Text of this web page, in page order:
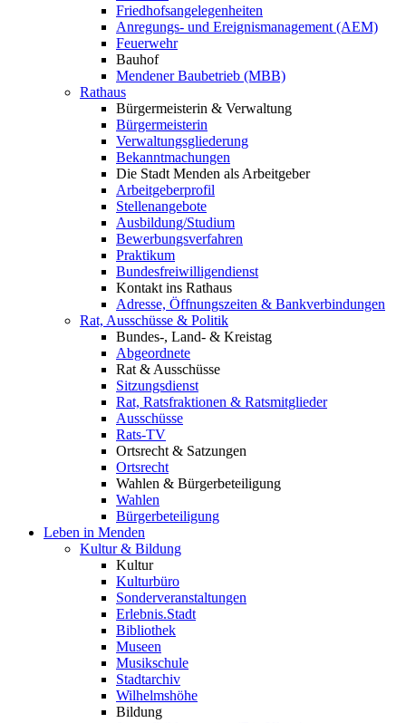
Friedhofsangelegenheiten
Anregungs- und Ereignismanagement (AEM)
Feuerwehr
Bauhof
Mendener Baubetrieb (MBB)
Rathaus
Bürgermeisterin & Verwaltung
Bürgermeisterin
Verwaltungsgliederung
Bekanntmachungen
Die Stadt Menden als Arbeitgeber
Arbeitgeberprofil
Stellenangebote
Ausbildung/Studium
Bewerbungsverfahren
Praktikum
Bundesfreiwilligendienst
Kontakt ins Rathaus
Adresse, Öffnungszeiten & Bankverbindungen
Rat, Ausschüsse & Politik
Bundes-, Land- & Kreistag
Abgeordnete
Rat & Ausschüsse
Sitzungsdienst
Rat, Ratsfraktionen & Ratsmitglieder
Ausschüsse
Rats-TV
Ortsrecht & Satzungen
Ortsrecht
Wahlen & Bürgerbeteiligung
Wahlen
Bürgerbeteiligung
Leben in Menden
Kultur & Bildung
Kultur
Kulturbüro
Sonderveranstaltungen
Erlebnis.Stadt
Bibliothek
Museen
Musikschule
Stadtarchiv
Wilhelmshöhe
Bildung